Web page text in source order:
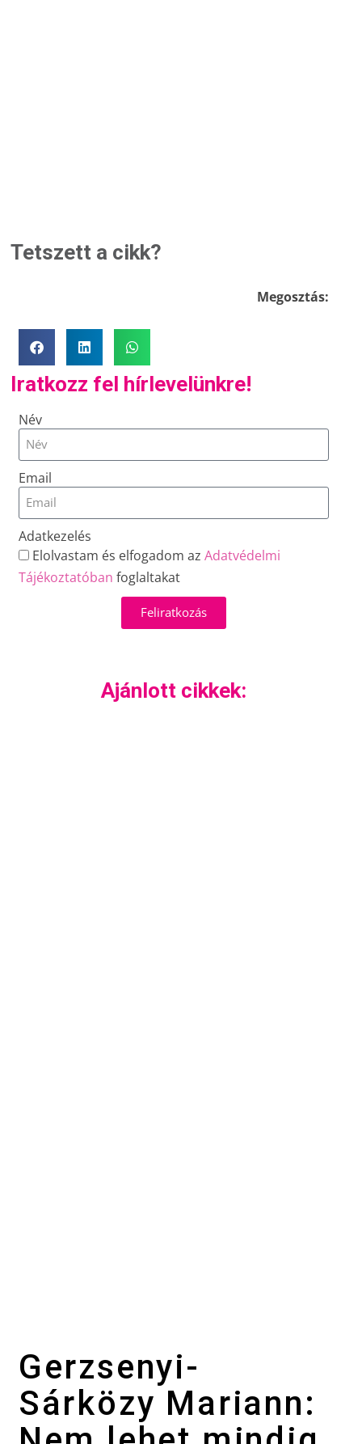
Tetszett a cikk?
Megosztás:
Iratkozz fel hírlevelünkre!
Név
Email
Adatkezelés
Elolvastam és elfogadom azAdatvédelmi
Tájékoztatóban foglaltakat
Feliratkozás
Ajánlott cikkek:
Gerzsenyi-
Sárközy Mariann: